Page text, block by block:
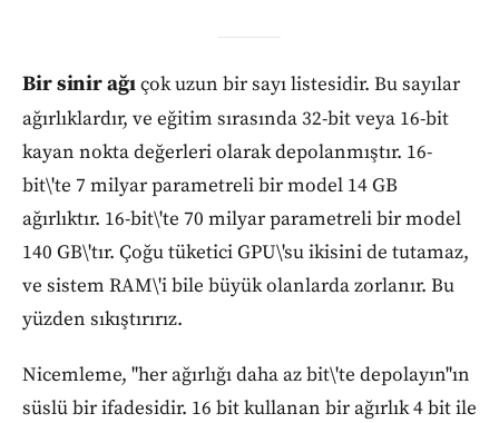
Bir sinir ağıçok uzun bir sayı listesidir. Bu sayılar
ağırlıklardır, ve eğitim sırasında 32-bit veya 16-bit
kayan nokta değerleri olarak depolanmıştır. 16-
bit\'te 7 milyar parametreli bir model 14 GB
ağırlıktır. 16-bit\'te 70 milyar parametreli bir model
140 GB\'tır. Çoğu tüketici GPU\'su ikisini de tutamaz,
ve sistem RAM\'i bile büyük olanlarda zorlanır. Bu
yüzden sıkıştırırız.
Nicemleme, "her ağırlığı daha az bit\'te depolayın"ın
süslü bir ifadesidir. 16 bit kullanan bir ağırlık 4 bit ile